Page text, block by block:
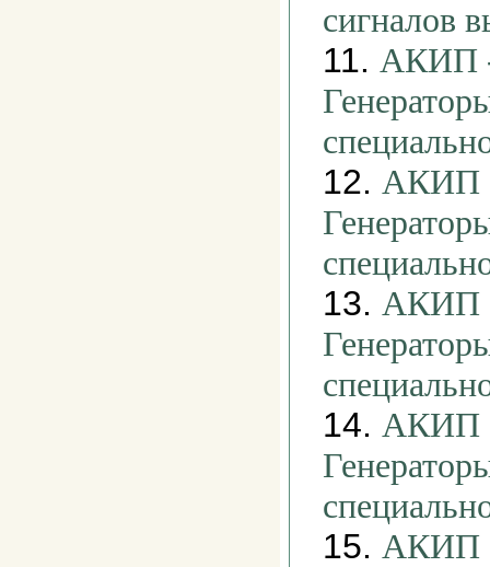
сигналов
11. АКИП
12. АКИП
13. АКИП
14. АКИП
15. АКИП